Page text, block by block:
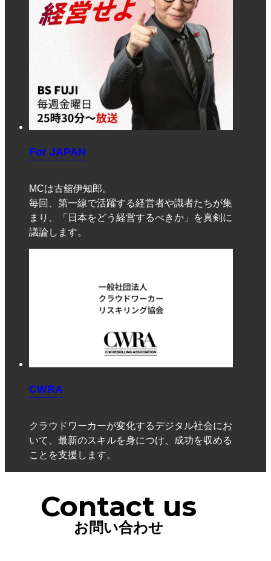
For JAPAN
MCは古舘伊知郎。
毎回、第一線で活躍する経営者や識者たちが集
まり、「日本をどう経営するべきか」を真剣に
議論します。
CWRA
クラウドワーカーが変化するデジタル社会にお
いて、最新のスキルを身につけ、成功を収める
ことを支援します。
Contact us
お問い合わせ